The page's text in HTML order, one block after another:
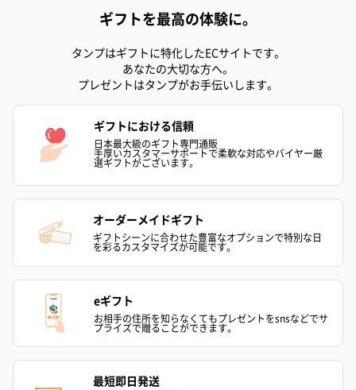
アールグレイ（HAPPY
BIRTHDAY TO YOU）
（660円）
アールグレイティー
（660円）
フルーツティ
スイーツ
スイーツを同梱してお届けいたします。ギフトへの＋αにおすすめ
です。
ギフトを最高の体験に。
タンプはギフトに特化したECサイトです。
あなたの大切な方へ。
プレゼントはタンプがお手伝いします。
ギフトにおける信頼
日本最大級のギフト専門通販
手厚いカスタマーサポートで柔軟な対応やバイヤー厳
選ギフトがございます。
オーダーメイドギフト
ギフトシーンに合わせた豊富なオプションで特別な日
を彩るカスタマイズが可能です。
eギフト
お相手の住所を知らなくてもプレゼントをsnsなどでサ
プライズで贈ることができます。
最短即日発送